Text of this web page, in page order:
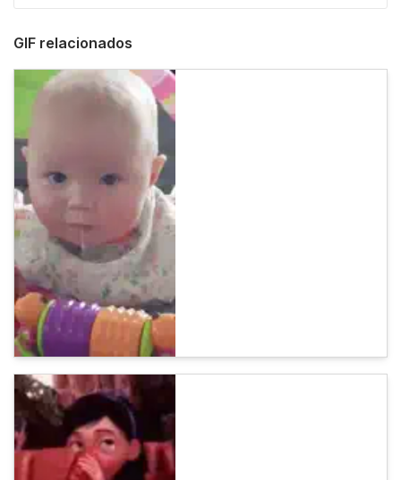
GIF relacionados